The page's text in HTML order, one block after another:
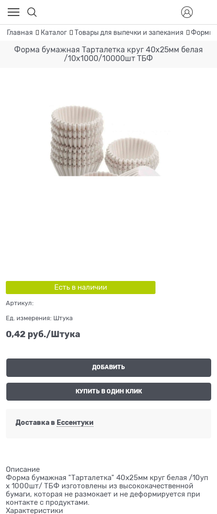
Главная Каталог Товары для выпечки и запекания Формы
Форма бумажная Тарталетка круг 40х25мм белая
/10х1000/10000шт ТБФ
Есть в наличии
Артикул:
Ед. измерения: Штука
0,42 руб./Штука
ДОБАВИТЬ
КУПИТЬ В ОДИН КЛИК
Доставка в Ессентуки
Описание
Форма бумажная "Тарталетка" 40х25мм круг белая /10уп
х 1000шт/ ТБФ изготовлены из высококачественной
бумаги, которая не размокает и не деформируется при
контакте с продуктами.
Характеристики